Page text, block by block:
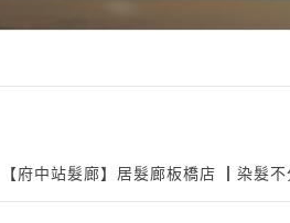
【府中站髮廊】居髮廊板橋店 ┃染髮